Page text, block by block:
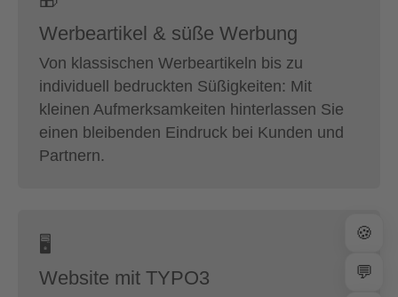
Werbeartikel & süße Werbung
Von klassischen Werbeartikeln bis zu
individuell bedruckten Süßigkeiten: Mit
kleinen Aufmerksamkeiten hinterlassen Sie
einen bleibenden Eindruck bei Kunden und
Partnern.
🖥
Website mit TYPO3
🍪
💬